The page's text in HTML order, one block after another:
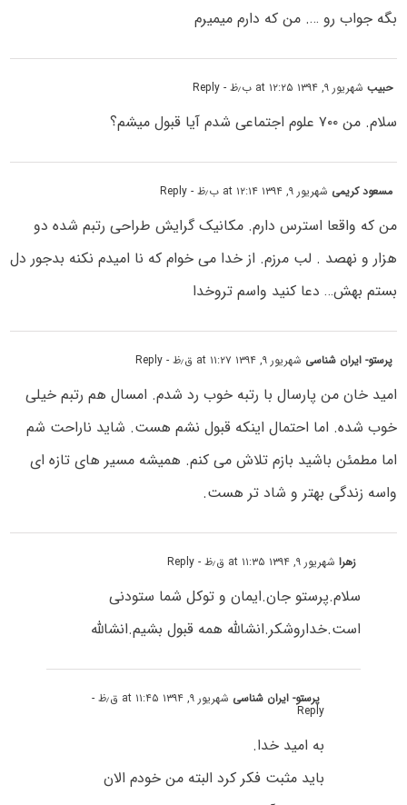
بگه جواب رو …. من که دارم میمیرم
حبیبشهریور ۹, ۱۳۹۴ at ۱۲:۲۵ ب٫ظ - Reply
سلام. من ۷۰۰ علوم اجتماعی شدم آیا قبول میشم؟
مسعود کریمى شهریور ۹, ۱۳۹۴ at ۱۲:۱۴ ب٫ظ - Reply
من که واقعا استرس دارم. مکانیک گرایش طراحى رتبم شده دو
هزار و نهصد . لب مرزم. از خدا مى خوام که نا امیدم نکنه بدجور دل
بستم بهش… دعا کنید واسم تروخدا
پرستو- ایران شناسی شهریور ۹, ۱۳۹۴ at ۱۱:۲۷ ق٫ظ - Reply
امید خان من پارسال با رتبه خوب رد شدم. امسال هم رتبم خیلی
خوب شده. اما احتمال اینکه قبول نشم هست. شاید ناراحت شم
اما مطمئن باشید بازم تلاش می کنم. همیشه مسیر های تازه ای
واسه زندگی بهتر و شاد تر هست.
زهراشهریور ۹, ۱۳۹۴ at ۱۱:۳۵ ق٫ظ - Reply
سلام.پرستو جان.ایمان و توکل شما ستودنی
است.خداروشکر.انشالله همه قبول بشیم.انشالله
پرستو- ایران شناسی شهریور ۹, ۱۳۹۴ at ۱۱:۴۵ ق٫ظ -
Reply
به امید خدا.
باید مثبت فکر کرد البته من خودم الان